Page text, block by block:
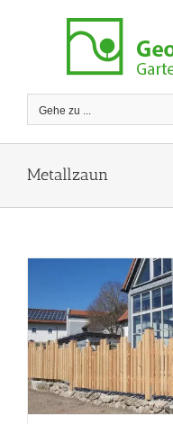
Gehe zu ...
Metallzaun